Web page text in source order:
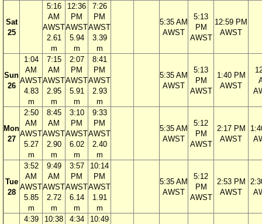
Sat
25
5:16
AM
AWST
2.61
m
12:36
PM
AWST
5.94
m
7:26
PM
AWST
3.39
m
5:35 AM
AWST
5:13
PM
AWST
12:59 PM
AWST
Sun
26
1:04
AM
AWST
4.83
m
7:15
AM
AWST
2.95
m
2:07
PM
AWST
5.91
m
8:41
PM
AWST
2.93
m
5:35 AM
AWST
5:13
PM
AWST
1:40 PM
AWST
Mon
27
2:50
AM
AWST
5.27
m
8:45
AM
AWST
2.90
m
3:10
PM
AWST
6.02
m
9:33
PM
AWST
2.40
m
5:35 AM
AWST
5:12
PM
AWST
2:17 PM
AWST
Tue
28
3:52
AM
AWST
5.85
m
9:49
AM
AWST
2.72
m
3:57
PM
AWST
6.14
m
10:14
PM
AWST
1.91
m
5:35 AM
AWST
5:12
PM
AWST
2:53 PM
AWST
4:39
10:38
4:34
10:49